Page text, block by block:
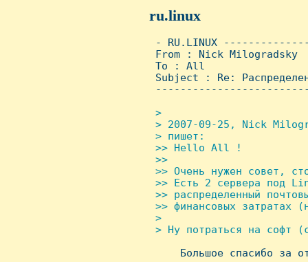
ru.linux
- RU.LINUX
From : Nick
To : All
Subject : Re:
>
> 2007-09-25, Nick
> пишет:
>> Hello All !
>>
>> Очень нужен совет,
>> Есть 2 сервера под
>> распределенный
>> финансовых затратах
>
> Hу потраться на софт
Большое спасибо за